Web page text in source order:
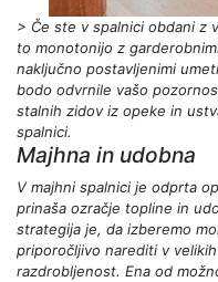
> Če ste v spalnici obdani z
to monotonijo z
naključno postavljenimi
bodo odvrnile vašo
stalnih zidov iz opeke in
spalnici.
Majhna in udobna
V majhni spalnici je odprta
prinaša ozračje topline in
strategija je, da izberemo
priporočljivo narediti v
razdrobljenost. Ena od